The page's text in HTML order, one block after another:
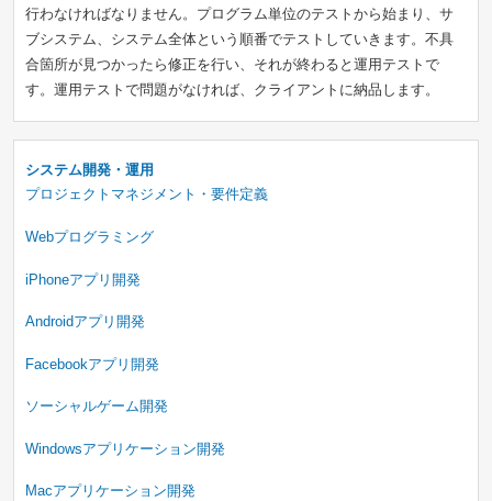
行わなければなりません。プログラム単位のテストから始まり、サ
ブシステム、システム全体という順番でテストしていきます。不具
合箇所が見つかったら修正を行い、それが終わると運用テストで
す。運用テストで問題がなければ、クライアントに納品します。
システム開発・運用
プロジェクトマネジメント・要件定義
Webプログラミング
iPhoneアプリ開発
Androidアプリ開発
Facebookアプリ開発
ソーシャルゲーム開発
Windowsアプリケーション開発
Macアプリケーション開発